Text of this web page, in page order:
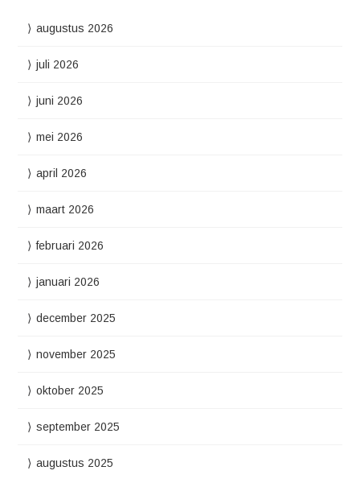
augustus 2026
juli 2026
juni 2026
mei 2026
april 2026
maart 2026
februari 2026
januari 2026
december 2025
november 2025
oktober 2025
september 2025
augustus 2025